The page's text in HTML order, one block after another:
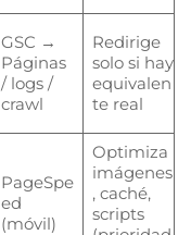
GSC →
Páginas
/ logs /
crawl
Redirige
solo si hay
equivalen
te real
PageSpe
ed
(móvil)
Optimiza
imágenes
, caché,
scripts